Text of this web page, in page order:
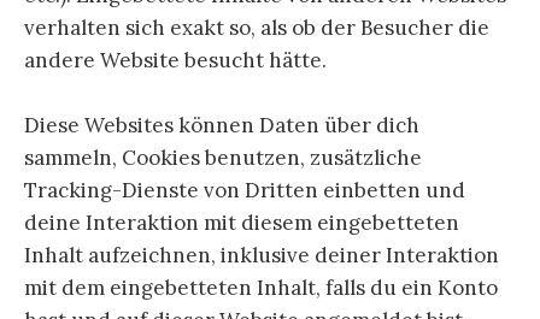
verhalten sich exakt so, als ob der Besucher die
andere Website besucht hätte.
Diese Websites können Daten über dich
sammeln, Cookies benutzen, zusätzliche
Tracking-Dienste von Dritten einbetten und
deine Interaktion mit diesem eingebetteten
Inhalt aufzeichnen, inklusive deiner Interaktion
mit dem eingebetteten Inhalt, falls du ein Konto